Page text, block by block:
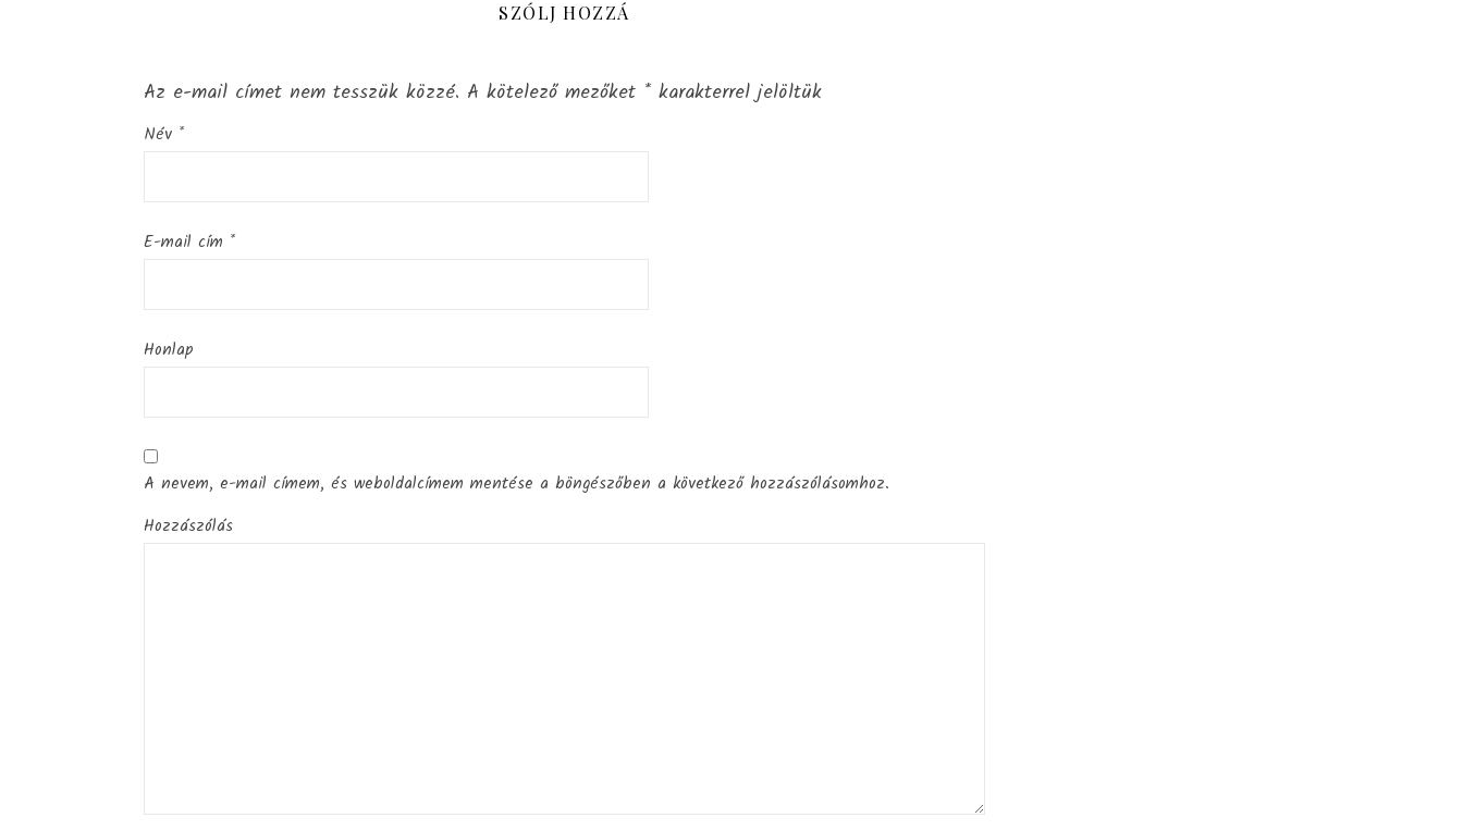
SZÓLJ HOZZÁ
Az e-mail címet nem tesszük közzé. A kötelező mezőket * karakterrel jelöltük
Név *
E-mail cím *
Honlap
A nevem, e-mail címem, és weboldalcímem mentése a böngészőben a következő hozzászólásomhoz.
Hozzászólás